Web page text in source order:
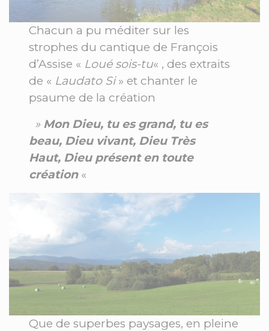
Chacun a pu méditer sur les
strophes du cantique de François
d’Assise « Loué sois-tu« , des extraits
de « Laudato Si» et chanter le
psaume de la création
» Mon Dieu, tu es grand, tu es
beau, Dieu vivant, Dieu Très
Haut, Dieu présent en toute
création «
Que de superbes paysages, en pleine